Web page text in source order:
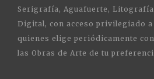
Serigrafía, Aguafuerte,
Digital, con acceso privilegiado a
quienes elige periódicamente
las Obras de Arte de tu